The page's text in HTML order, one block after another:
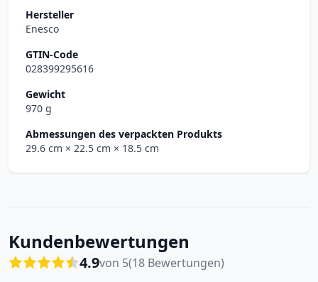
Hersteller
Enesco
GTIN-Code
028399295616
Gewicht
970 g
Abmessungen des verpackten Produkts
29.6 cm × 22.5 cm × 18.5 cm
Kundenbewertungen
4.9von 5(18 Bewertungen)